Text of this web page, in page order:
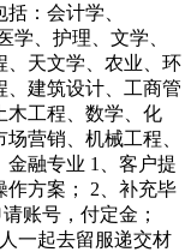
：会计学、
、护理、文学、
、天文学、农业、环
、建筑设计、工商管
木工程、数学、化
营销、机械工程、
融专业 1、客户提
作方案； 2、补充毕
账号，付定金；
一起去留服递交材